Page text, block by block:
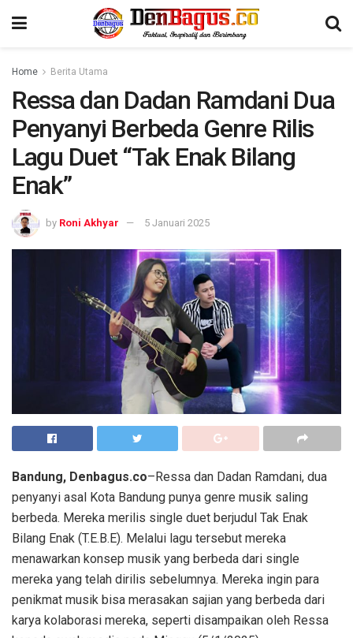
Home Berita Utama
Ressa dan Dadan Ramdani Dua
Penyanyi Berbeda Genre Rilis
Lagu Duet “Tak Enak Bilang
Enak”
by Roni Akhyar 5 Januari 2025
Bandung, Denbagus.co–Ressa dan Dadan Ramdani, dua
penyanyi asal Kota Bandung punya genre musik saling
berbeda. Mereka merilis single duet berjudul Tak Enak
Bilang Enak (T.E.B.E). Melalui lagu tersebut mereka
menawarkan konsep musik yang berbeda dari single
mereka yang telah dirilis sebelumnya. Mereka ingin para
penikmat musik bisa merasakan sajian yang berbeda dari
karya kolaborasi mereka, seperti disampaikan oleh Ressa